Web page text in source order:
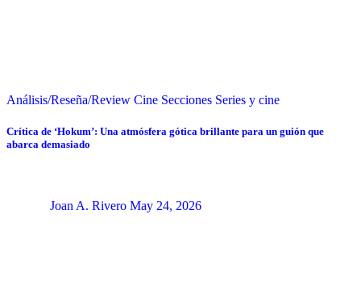
Análisis/Reseña/Review Cine Secciones Series y cine
Crítica de ‘Hokum’: Una atmósfera gótica brillante para un guión que
abarca demasiado
Joan A. Rivero May 24, 2026